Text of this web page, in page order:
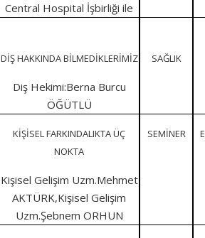
Central Hospital İşbirliği ile
DİŞ HAKKINDA BİLMEDİKLERİMİZ
Diş Hekimi:Berna Burcu
ÖĞÜTLÜ
SAĞLIK
KİŞİSEL FARKINDALIKTA ÜÇ
NOKTA
Kişisel Gelişim Uzm.Mehmet
AKTÜRK,Kişisel Gelişim
Uzm.Şebnem ORHUN
SEMİNER